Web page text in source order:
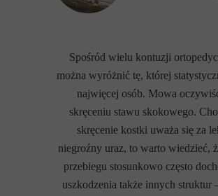
Spośród wielu kontuzji
można wyróżnić tę, której
najwięcej osób. Mowa
skręceniu stawu skokowego.
skręcenie kostki uważa się za
niegroźny uraz, to warto wiedzieć,
przebiegu stosunkowo często
uszkodzenia także innych struktur